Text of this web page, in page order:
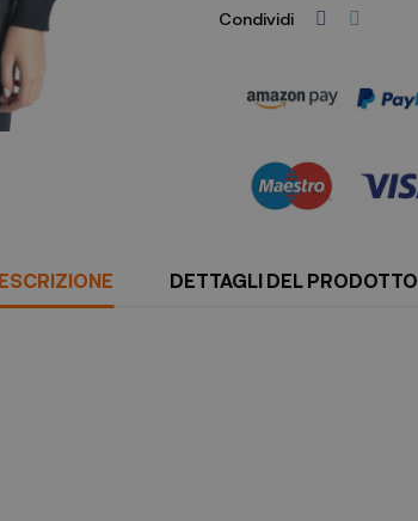
Condividi
DETTAGLI DEL PRODOTTO